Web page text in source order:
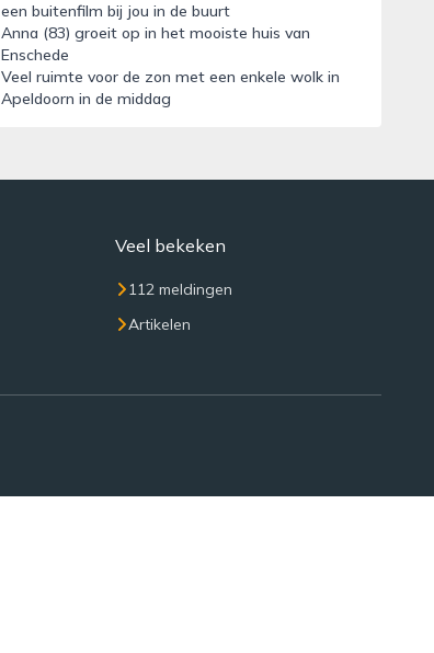
een buitenfilm bij jou in de buurt
Anna (83) groeit op in het mooiste huis van
Enschede
Veel ruimte voor de zon met een enkele wolk in
Apeldoorn in de middag
Veel bekeken
112 meldingen
Artikelen